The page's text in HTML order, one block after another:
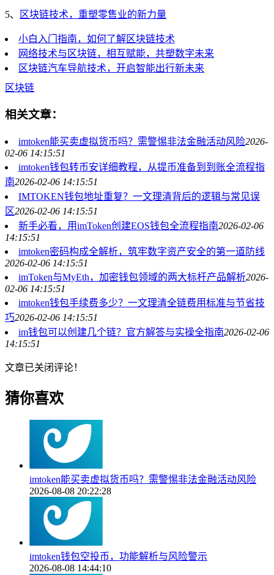
5、 区块链技术，重塑零售业的新力量
小白入门指南，如何了解区块链技术
网络技术与区块链，相互赋能，共塑数字未来
区块链汽车导航技术，开启智能出行新未来
区块链
相关文章：
imtoken能买卖虚拟货币吗？需警惕非法金融活动风险2026-
02-06 14:15:51
imtoken钱包转币安详细教程，从提币准备到到账全流程指
南2026-02-06 14:15:51
IMTOKEN钱包地址重复？一文理清背后的逻辑与常见误
区2026-02-06 14:15:51
新手必看，用imToken创建EOS钱包全流程指南2026-02-06
14:15:51
imtoken密码构成全解析，筑牢数字资产安全的第一道防线
2026-02-06 14:15:51
imToken与MyEth，加密钱包领域的两大标杆产品解析2026-
02-06 14:15:51
imtoken钱包手续费多少？一文理清全链费用标准与节省技
巧2026-02-06 14:15:51
im钱包可以创建几个链？官方解答与实操全指南2026-02-06
14:15:51
文章已关闭评论！
猜你喜欢
imtoken能买卖虚拟货币吗？需警惕非法金融活动风险
2026-08-08 20:22:28
imtoken钱包空投币，功能解析与风险警示
2026-08-08 14:44:10